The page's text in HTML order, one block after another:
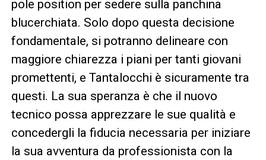
pole position per sedere sulla panchina
blucerchiata. Solo dopo questa decisione
fondamentale, si potranno delineare con
maggiore chiarezza i piani per tanti giovani
promettenti, e Tantalocchi è sicuramente tra
questi. La sua speranza è che il nuovo
tecnico possa apprezzare le sue qualità e
concedergli la fiducia necessaria per iniziare
la sua avventura da professionista con la